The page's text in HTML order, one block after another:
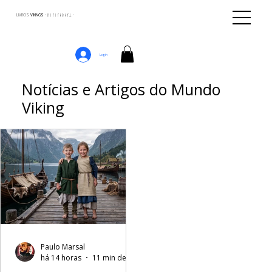
LIVROS VIKINGS · ᚢᛁᚴᛁᚴᛅᛒᛅᚴᛦ ·
Login
Notícias e Artigos do Mundo
Viking
Paulo Marsal
há 14 horas